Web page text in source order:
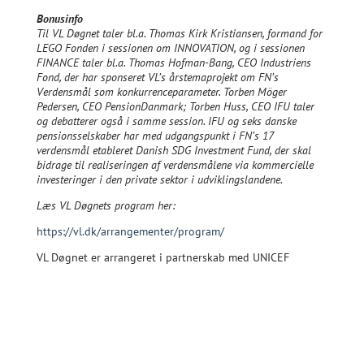
Bonusinfo
Til VL Døgnet taler bl.a. Thomas Kirk Kristiansen, formand for
LEGO Fonden i sessionen om INNOVATION, og i sessionen
FINANCE taler bl.a. Thomas Hofman-Bang, CEO Industriens
Fond, der har sponseret VL’s årstemaprojekt om FN’s
Verdensmål som konkurrenceparameter. Torben Möger
Pedersen, CEO PensionDanmark; Torben Huss, CEO IFU taler
og debatterer også i samme session. IFU og seks danske
pensionsselskaber har med udgangspunkt i FN’s 17
verdensmål etableret Danish SDG Investment Fund, der skal
bidrage til realiseringen af verdensmålene via kommercielle
investeringer i den private sektor i udviklingslandene.
Læs VL Døgnets program her:
https://vl.dk/arrangementer/program/
VL Døgnet er arrangeret i partnerskab med UNICEF